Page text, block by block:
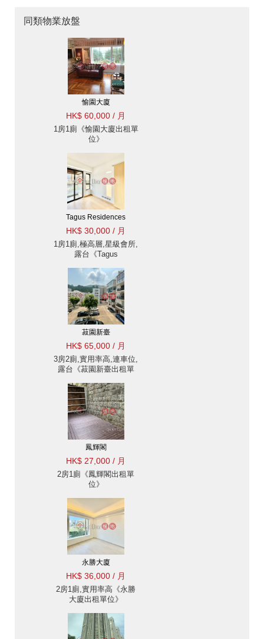
同類物業放盤
愉園大廈
HK$ 60,000 / 月
1房1廁《愉園大廈出租單
位》
Tagus Residences
HK$ 30,000 / 月
1房1廁,極高層,星級會所,
露台《Tagus
菽園新臺
HK$ 65,000 / 月
3房2廁,實用率高,連車位,
露台《菽園新臺出租單
鳳輝閣
HK$ 27,000 / 月
2房1廁《鳳輝閣出租單
位》
永勝大廈
HK$ 36,000 / 月
2房1廁,實用率高《永勝
大廈出租單位》